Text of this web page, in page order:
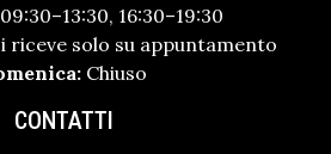
16:30–19:30
riceve solo su appuntamento
Chiuso
CONTATTI